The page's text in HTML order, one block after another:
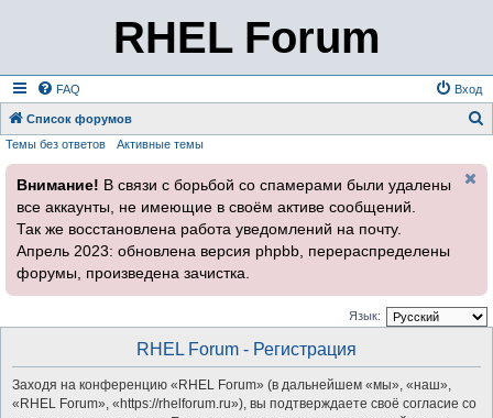
RHEL Forum
FAQ Вход
Список форумов
и
Темы без ответов Активные темы
Внимание! В связи с борьбой со спамерами были удалены
все аккаунты, не имеющие в своём активе сообщений.
Так же восстановлена работа уведомлений на почту.
Апрель 2023: обновлена версия phpbb, перераспределены
форумы, произведена зачистка.
Язык:
RHEL Forum - Регистрация
Заходя на конференцию «RHEL Forum» (в дальнейшем «мы», «наш»,
«RHEL Forum», «https://rhelforum.ru»), вы подтверждаете своё согласие со